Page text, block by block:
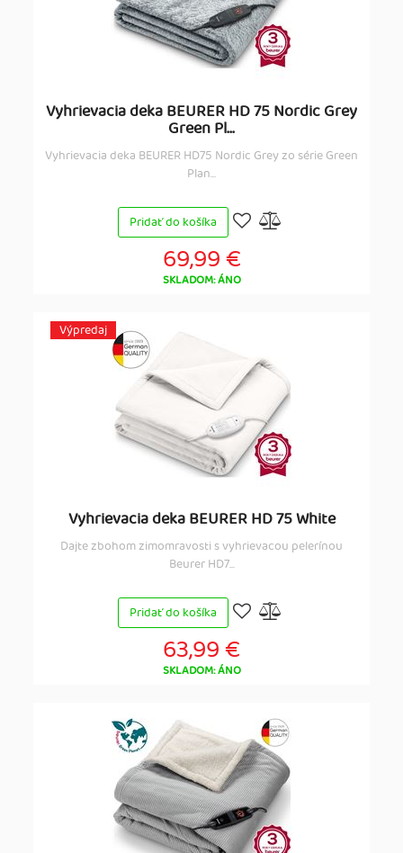
Vyhrievacia deka BEURER HD 75 Nordic Grey
Green Pl...
Vyhrievacia deka BEURER HD75 Nordic Grey zo série Green
Plan...
Pridať do košíka
69,99 €
SKLADOM: ÁNO
Výpredaj
Vyhrievacia deka BEURER HD 75 White
Dajte zbohom zimomravosti s vyhrievacou pelerínou
Beurer HD7...
Pridať do košíka
63,99 €
SKLADOM: ÁNO